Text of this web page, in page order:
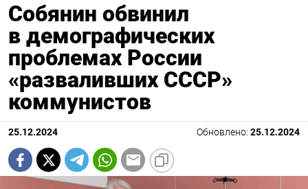
Собянин обвинил
в демографических
проблемах России
«разваливших СССР»
коммунистов
25.12.2024 Обновлено: 25.12.2024